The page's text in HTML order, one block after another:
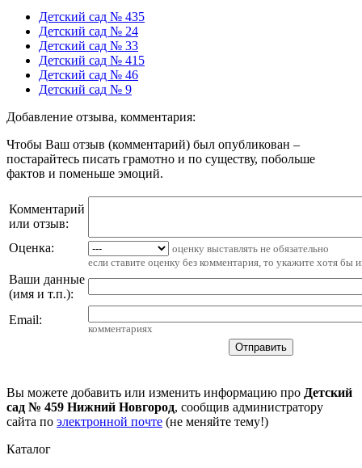
Детский сад № 435
Детский сад № 24
Детский сад № 33
Детский сад № 415
Детский сад № 46
Детский сад № 9
Добавление отзыва, комментария:
Чтобы Ваш отзыв (комментарий) был опубликован –
постарайтесь писать грамотно и по существу, побольше
фактов и поменьше эмоций.
Комментарий
или отзыв:
Оценка:
оценку выставлять не обязательно
если ставите оценку без комментария, то укажите хотя бы
Ваши данные
(имя и т.п.):
Email:
комментариях
Вы можете добавить или изменить информацию про Детский
сад № 459 Нижний Новгород, сообщив администратору
сайта по электронной почте (не меняйте тему!)
Каталог